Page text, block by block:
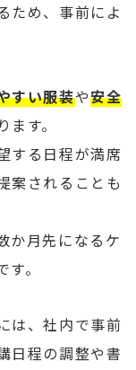
ため、事前によ
すい服装や安全
す。
する日程が満席
案されることも
か月先になるケ
。
は、社内で事前
日程の調整や書